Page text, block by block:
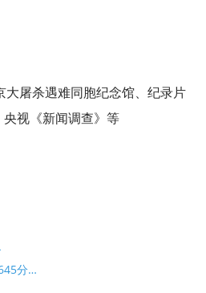
大屠杀遇难同胞纪念馆、纪录片
央视《新闻调查》等
分…